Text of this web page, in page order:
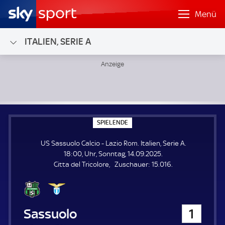
Menü
ITALIEN, SERIE A
SPIELENDE
P
E
L
E
N
US Sassuolo Calcio - Lazio Rom. Italien, Serie A.
18:00, Uhr, Sonntag, 14.09.2025.
Citta del Tricolore
Zuschauer: Z
15.016.
US Sassuolo Calcio 1